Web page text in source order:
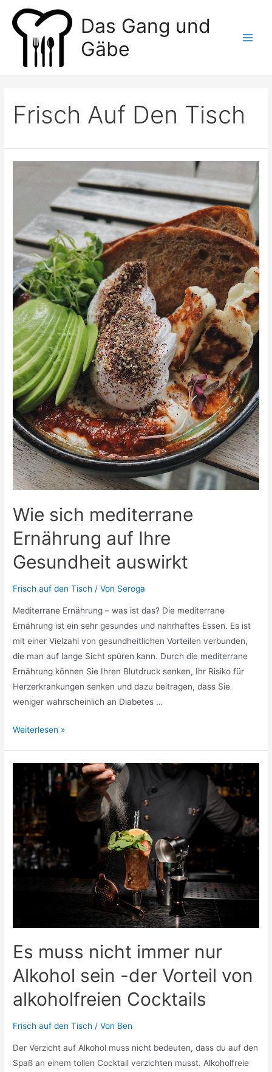
Inhalt
springen
Das Gang und
Gäbe
Frisch Auf Den Tisch
Wie sich mediterrane
Ernährung auf Ihre
Gesundheit auswirkt
Frisch auf den Tisch / Von Seroga
Mediterrane Ernährung – was ist das? Die mediterrane
Ernährung ist ein sehr gesundes und nahrhaftes Essen. Es ist
mit einer Vielzahl von gesundheitlichen Vorteilen verbunden,
die man auf lange Sicht spüren kann. Durch die mediterrane
Ernährung können Sie Ihren Blutdruck senken, Ihr Risiko für
Herzerkrankungen senken und dazu beitragen, dass Sie
weniger wahrscheinlich an Diabetes …
Wie
Ernährung
Ihre
Gesundheit
auswirkt
Weiterlesen »
Es muss nicht immer nur
Alkohol sein -der Vorteil von
alkoholfreien Cocktails
Frisch auf den Tisch / Von Ben
Der Verzicht auf Alkohol muss nicht bedeuten, dass du auf den
Spaß an einem tollen Cocktail verzichten musst. Alkoholfreie